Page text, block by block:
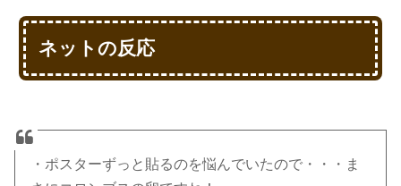
ネットの反応
・ポスターずっと貼るのを悩んでいたので・・・ま